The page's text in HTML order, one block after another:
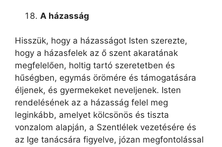
A házasság
Hisszük, hogy a házasságot Isten szerezte,
hogy a házasfelek az ő szent akaratának
megfelelően, holtig tartó szeretetben és
hűségben, egymás örömére és támogatására
éljenek, és gyermekeket neveljenek. Isten
rendelésének az a házasság felel meg
leginkább, amelyet kölcsönös és tiszta
vonzalom alapján, a Szentlélek vezetésére és
az Ige tanácsára figyelve, józan megfontolással